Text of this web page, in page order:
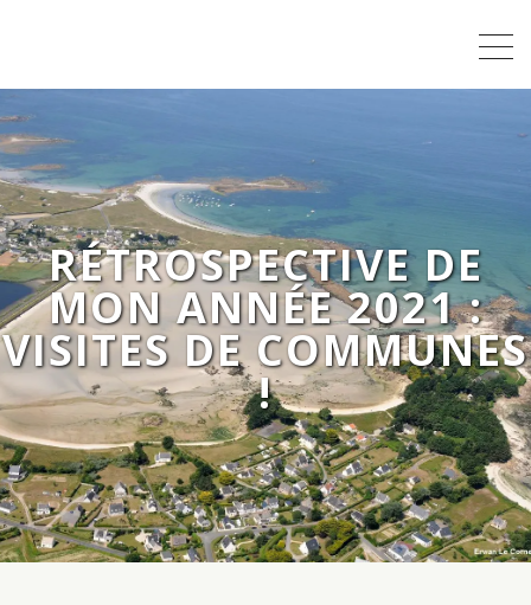
RÉTROSPECTIVE DE
MON ANNÉE 2021 :
VISITES DE COMMUNES
!